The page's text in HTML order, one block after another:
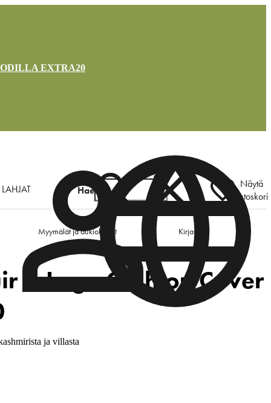
EXTRA20
Myymälät ja aukioloajat Kirjaudu
LAHJAT Hae
Näytä
ostoskori
B-Logo Cushion Cover
ja villasta